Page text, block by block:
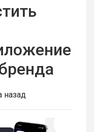
назад